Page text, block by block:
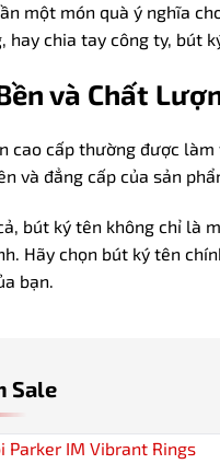
một món quà ý nghĩa
hay chia tay công ty, bút
và Chất
cao cấp thường được
và đẳng cấp của sản
bút ký tên không chỉ là
Hãy chọn bút ký tên
bạn.
Sale